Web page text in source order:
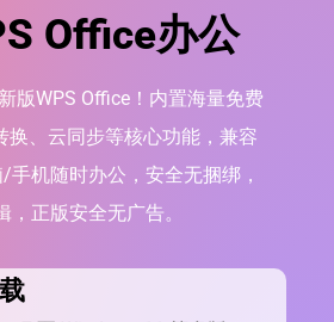
Office办公
版WPS Office！内置海量免费
换、云同步等核心功能，兼容
手机随时办公，安全无捆绑，
，正版安全无广告。